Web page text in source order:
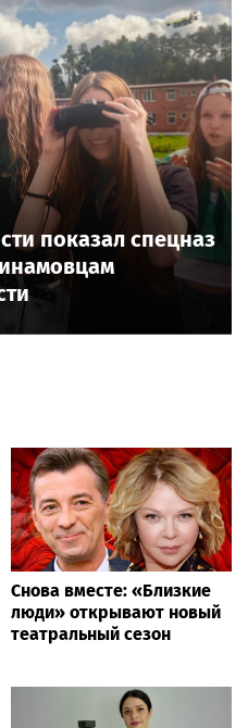
показал спецназ
Снова вместе: «Близкие
люди» открывают новый
театральный сезон